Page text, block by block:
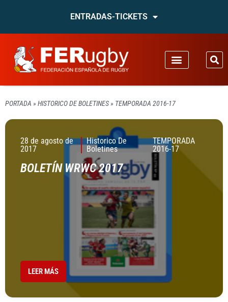
ENTRADAS-TICKETS
PORTADA » HISTORICO DE BOLETINES» TEMPORADA 2016-17
28 de agosto de
2017
Historico De
Boletines
TEMPORADA
2016-17
BOLETÍN WRWC 2017
LEER MÁS